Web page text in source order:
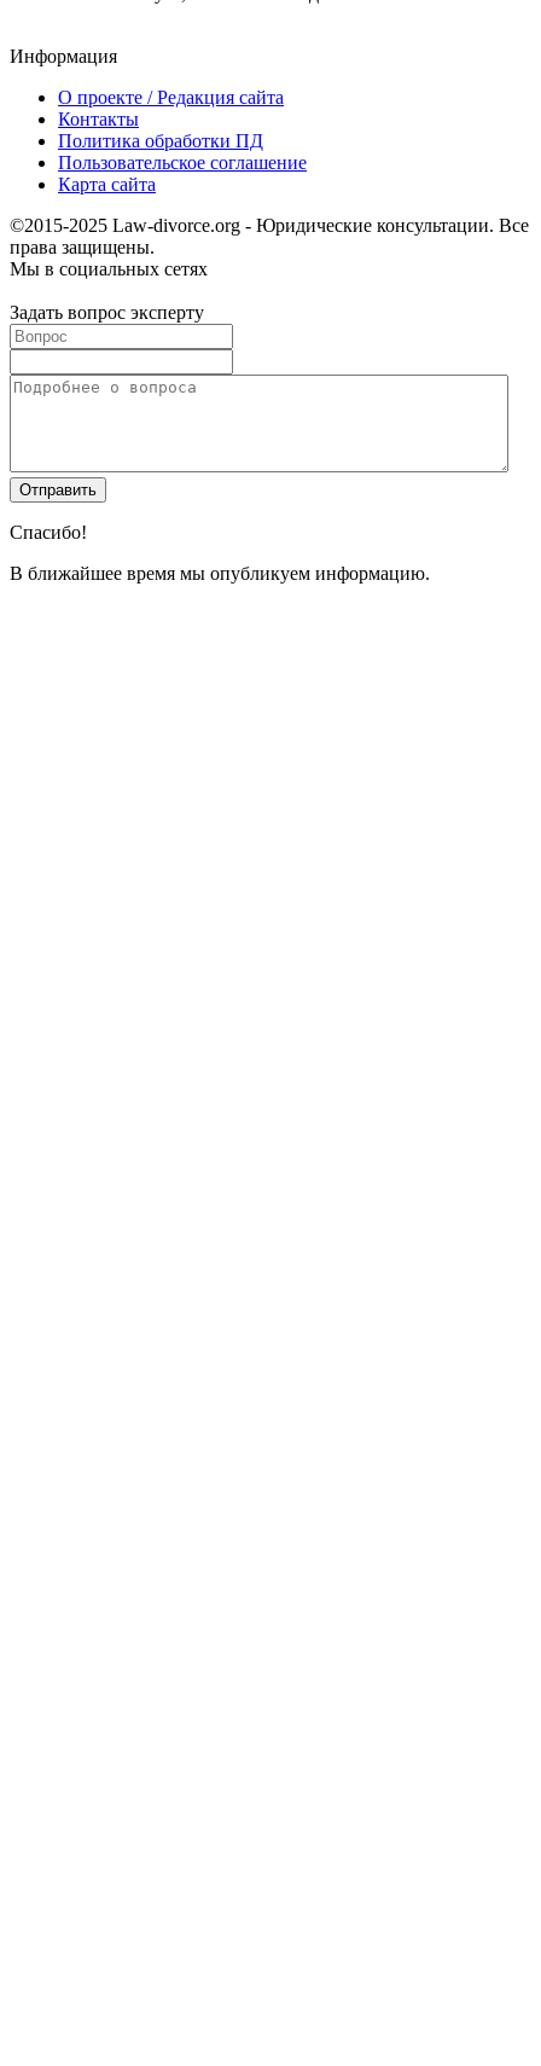
Информация
О проекте / Редакция сайта
Контакты
Политика обработки ПД
Пользовательское соглашение
Карта сайта
©2015-2025 Law-divorce.org - Юридические консультации. Все
права защищены.
Мы в социальных сетях
Задать вопрос эксперту
Спасибо!
В ближайшее время мы опубликуем информацию.